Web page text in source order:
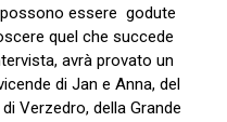
essere godute
quel che succede
avrà provato un
di Jan e Anna, del
Verzedro, della Grande